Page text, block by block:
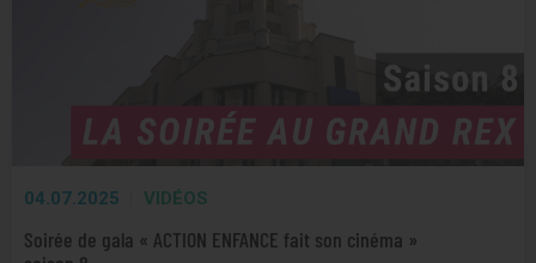
04.07.2025 VIDÉOS
Soirée de gala « ACTION ENFANCE fait son cinéma »